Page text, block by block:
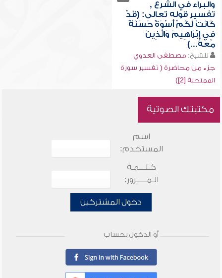
والبراء في الشرع ,
تفسير قوله تعالى: (قَدْ
كَانَتْ لَكُمْ أُسْوَةٌ حَسَنَةٌ
فِي إِبْرَاهِيمَ وَالَّذِينَ
مَعَهُ...)
للشيخ: مصطفى العدوي
جزء من محاضرة ( تفسير سورة
الممتحنة [2])
مكتبتك الصوتية
اسم
المستخدم:
كـلـــمـة
الـمـــــرور:
دخول المشتركين
أو الدخول بحساب